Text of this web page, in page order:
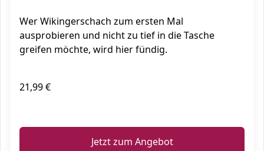
Wer Wikingerschach zum ersten Mal
ausprobieren und nicht zu tief in die Tasche
greifen möchte, wird hier fündig.
21,99 €
Jetzt zum Angebot